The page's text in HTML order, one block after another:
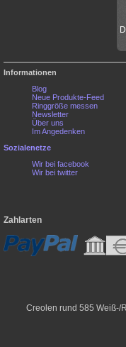
Informationen
Blog
Neue Produkte-Feed
Ringgröße messen
Newsletter
Über uns
Im Angedenken
Sozialenetze
Wir bei facebook
Wir bei twitter
Zahlarten
Creolen rund 585 Weiß-/